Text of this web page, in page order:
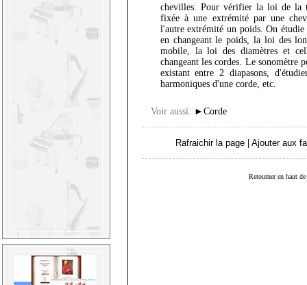
chevilles. Pour vérifier la loi de la
fixée à une extrémité par une
l'autre extrémité un poids. On
en changeant le poids, la loi des
mobile, la loi des diamètres et
changeant les cordes. Le sonomètre
existant entre 2 diapasons,
harmoniques d'une corde, etc.
Voir aussi: ► Corde
Rafraichir la page Ajouter aux
Retourner en haut de